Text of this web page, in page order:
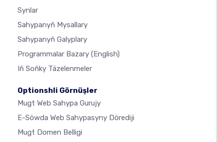
Synlar
Sahypanyň Mysallary
Sahypanyň Galyplary
Programmalar Bazary (English)
Iň Soňky Täzelenmeler
Optionshli Görnüşler
Mugt Web Sahypa Gurujy
E-Söwda Web Sahypasyny Dörediji
Mugt Domen Belligi